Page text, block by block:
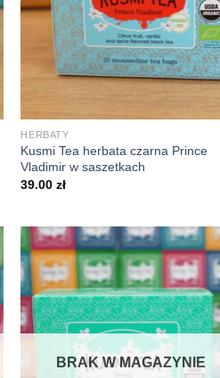
HERBATY
Kusmi Tea herbata czarna Prince
Vladimir w saszetkach
39.00zł
BRAK W MAGAZYNIE